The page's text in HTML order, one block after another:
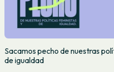
Sacamos pecho de nuestras
de igualdad